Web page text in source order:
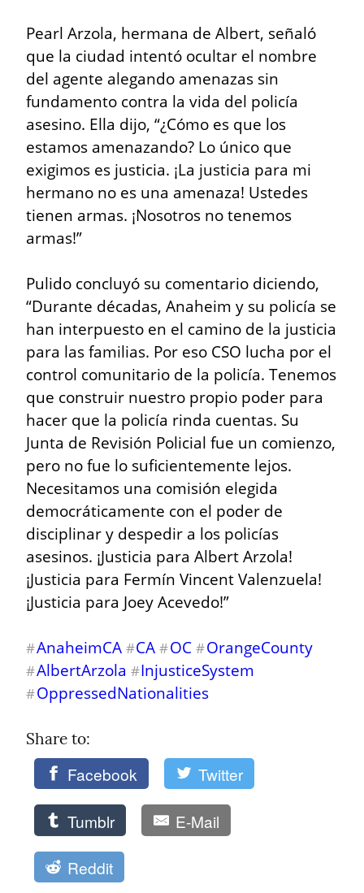
Pearl Arzola, hermana de Albert, señaló
que la ciudad intentó ocultar el nombre
del agente alegando amenazas sin
fundamento contra la vida del policía
asesino. Ella dijo, “¿Cómo es que los
estamos amenazando? Lo único que
exigimos es justicia. ¡La justicia para mi
hermano no es una amenaza! Ustedes
tienen armas. ¡Nosotros no tenemos
armas!”
Pulido concluyó su comentario diciendo,
“Durante décadas, Anaheim y su policía se
han interpuesto en el camino de la justicia
para las familias. Por eso CSO lucha por el
control comunitario de la policía. Tenemos
que construir nuestro propio poder para
hacer que la policía rinda cuentas. Su
Junta de Revisión Policial fue un comienzo,
pero no fue lo suficientemente lejos.
Necesitamos una comisión elegida
democráticamente con el poder de
disciplinar y despedir a los policías
asesinos. ¡Justicia para Albert Arzola!
¡Justicia para Fermín Vincent Valenzuela!
¡Justicia para Joey Acevedo!”
#AnaheimCA #CA #OC #OrangeCounty
#AlbertArzola #InjusticeSystem
#OppressedNationalities
Share to:
Facebook Twitter
Tumblr E-Mail
Reddit